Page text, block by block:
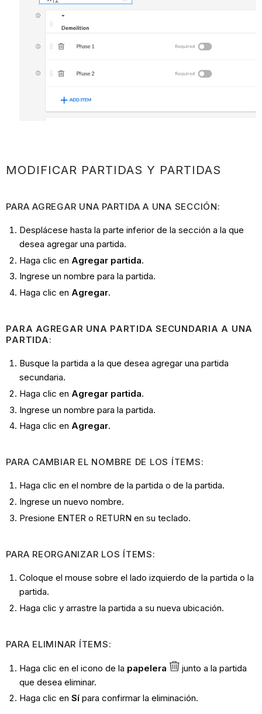
MODIFICAR PARTIDAS Y PARTIDAS
PARA AGREGAR UNA PARTIDA A UNA SECCIÓN:
Desplácese hasta la parte inferior de la sección a la que
desea agregar una partida.
Haga clic en Agregar partida.
Ingrese un nombre para la partida.
Haga clic en Agregar.
PARA AGREGAR UNA PARTIDA SECUNDARIA A UNA
PARTIDA:
Busque la partida a la que desea agregar una partida
secundaria.
Haga clic en Agregar partida.
Ingrese un nombre para la partida.
Haga clic en Agregar.
PARA CAMBIAR EL NOMBRE DE LOS ÍTEMS:
Haga clic en el nombre de la partida o de la partida.
Ingrese un nuevo nombre.
Presione ENTER o RETURN en su teclado.
PARA REORGANIZAR LOS ÍTEMS:
Coloque el mouse sobre el lado izquierdo de la partida o la
partida.
Haga clic y arrastre la partida a su nueva ubicación.
PARA ELIMINAR ÍTEMS:
Haga clic en el icono de la papelera
junto a la partida
que desea eliminar.
Haga clic en Sípara confirmar la eliminación.